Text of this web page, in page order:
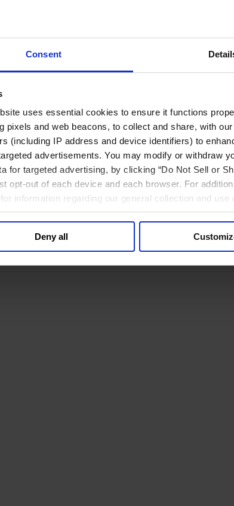
Consent
uses essential cookies to ensure it functions
pixels and web beacons, to collect and share, with
(including IP address and device identifiers) to
advertisements. You may modify or withdraw
for targeted advertising, by clicking “Do Not Sell or
opt-out of each device and each browser. For
for information regarding our general collection and
Deny all
据解析官